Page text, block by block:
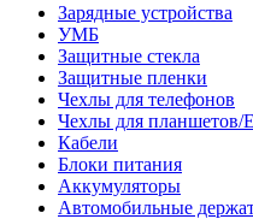
Зарядные устройства
УМБ
Защитные стекла
Защитные пленки
Чехлы для телефонов
Чехлы для планшетов/
Кабели
Блоки питания
Аккумуляторы
Автомобильные